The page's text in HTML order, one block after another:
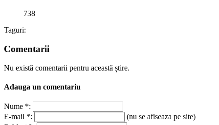
738
Taguri:
Comentarii
Nu există comentarii pentru această știre.
Adauga un comentariu
Nume *:
E-mail *:
(nu se afiseaza pe site)